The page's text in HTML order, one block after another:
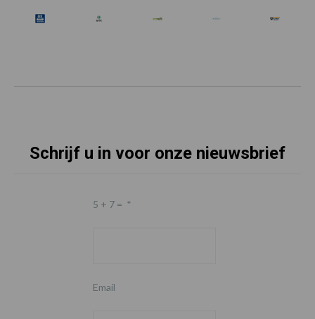
Schrijf u in voor onze nieuwsbrief
5 + 7 = *
Email